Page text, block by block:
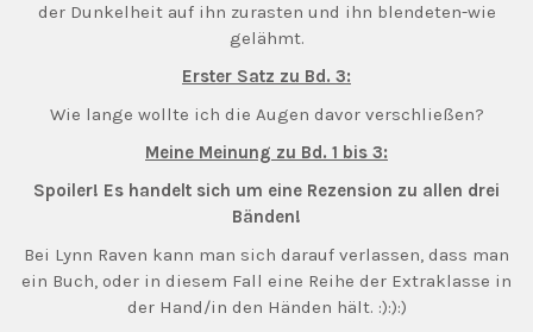
der Dunkelheit auf ihn zurasten und ihn blendeten-wie
gelähmt.
Erster Satz zu Bd. 3:
Wie lange wollte ich die Augen davor verschließen?
Meine Meinung zu Bd. 1 bis 3:
Spoiler! Es handelt sich um eine Rezension zu allen drei
Bänden!
Bei Lynn Raven kann man sich darauf verlassen, dass man
ein Buch, oder in diesem Fall eine Reihe der Extraklasse in
der Hand/in den Händen hält. :):):)